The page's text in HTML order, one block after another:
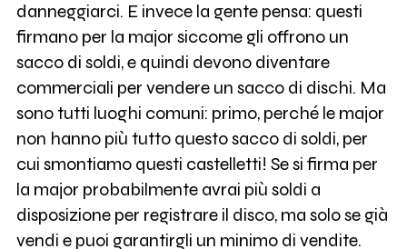
danneggiarci. E invece la gente pensa: questi
firmano per la major siccome gli offrono un
sacco di soldi, e quindi devono diventare
commerciali per vendere un sacco di dischi. Ma
sono tutti luoghi comuni: primo, perché le major
non hanno più tutto questo sacco di soldi, per
cui smontiamo questi castelletti! Se si firma per
la major probabilmente avrai più soldi a
disposizione per registrare il disco, ma solo se già
vendi e puoi garantirgli un minimo di vendite.